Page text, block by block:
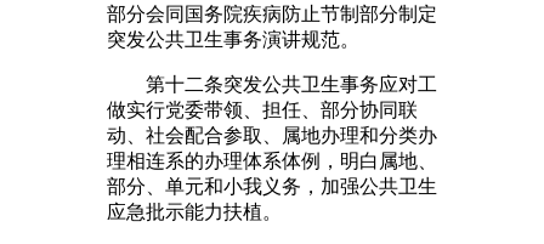
部分会同国务院疾病防止节制部分制定
突发公共卫生事务演讲规范。
第十二条突发公共卫生事务应对工
做实行党委带领、担任、部分协同联
动、社会配合参取、属地办理和分类办
理相连系的办理体系体例，明白属地、
部分、单元和小我义务，加强公共卫生
应急批示能力扶植。